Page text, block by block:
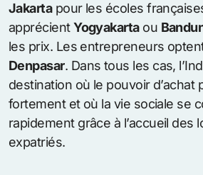
Jakartapour les écoles
apprécientYogyakartaou
les prix. Les entrepreneurs
Denpasar. Dans tous les cas,
destination où le pouvoir d’achat
fortement et où la vie sociale se
rapidement grâce à l’accueil des
expatriés.